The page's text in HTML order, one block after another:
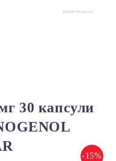
30 капсули
-15%